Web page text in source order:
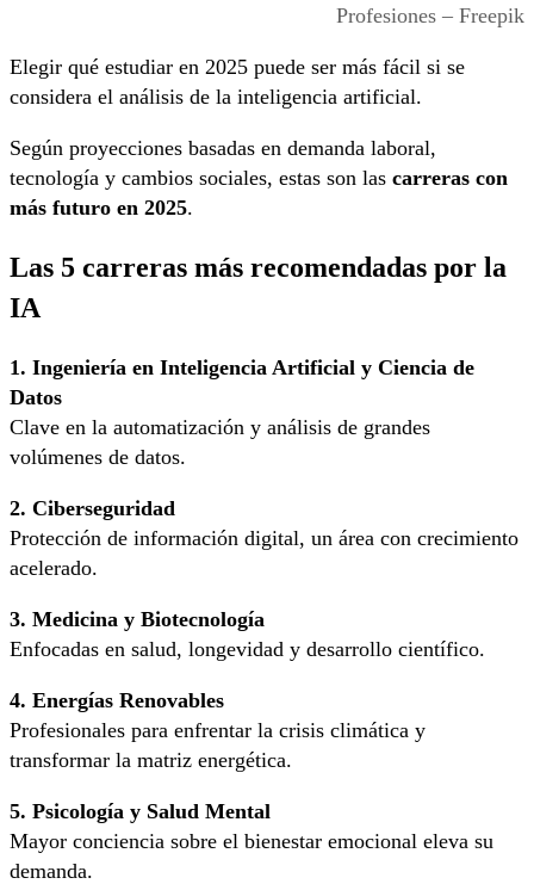
Profesiones – Freepik
Elegir qué estudiar en 2025 puede ser más fácil si se
considera el análisis de la inteligencia artificial.
Según proyecciones basadas en demanda laboral,
tecnología y cambios sociales, estas son las carreras con
más futuro en 2025.
Las 5 carreras más recomendadas por la
IA
1. Ingeniería en Inteligencia Artificial y Ciencia de
Datos
Clave en la automatización y análisis de grandes
volúmenes de datos.
2. Ciberseguridad
Protección de información digital, un área con crecimiento
acelerado.
3. Medicina y Biotecnología
Enfocadas en salud, longevidad y desarrollo científico.
4. Energías Renovables
Profesionales para enfrentar la crisis climática y
transformar la matriz energética.
5. Psicología y Salud Mental
Mayor conciencia sobre el bienestar emocional eleva su
demanda.